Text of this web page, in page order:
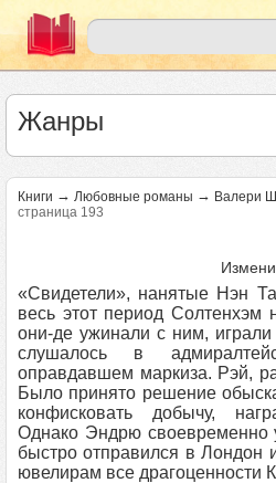
Жанры
Книги → Любовные романы → Валери
страница 193
«Свидетели», нанятые Нэн
весь этот период
они-де ужинали с ним,
слушалось в
оправдавшем маркиза. Рэй,
Было принято решение
конфисковать добычу,
Однако Эндрю своевременно
быстро отправился в Лондон
ювелирам все драгоценности